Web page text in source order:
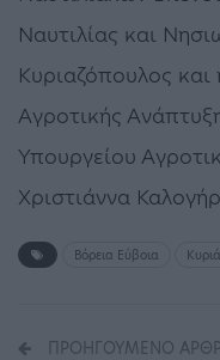
Ναυτιλίας και
Κυριαζόπουλος και
Αγροτικής
Υπουργείου
Χριστιάννα
Βόρεια Εύβοια
ΠΡΟΗΓΟΎΜΕΝΟ